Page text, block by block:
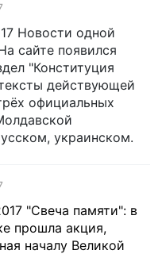
Новости одной
сайте появился
"Конституция
действующей
официальных
украинском.
"Свеча памяти": в
прошла акция,
началу Великой